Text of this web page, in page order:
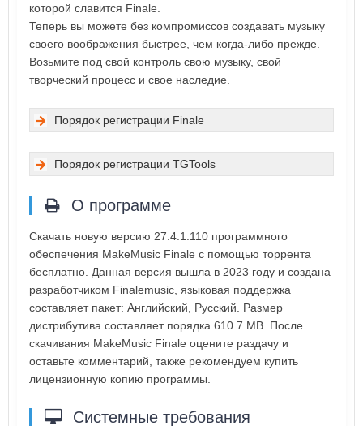
которой славится Finale.
Теперь вы можете без компромиссов создавать музыку
своего воображения быстрее, чем когда-либо прежде.
Возьмите под свой контроль свою музыку, свой
творческий процесс и свое наследие.
Порядок регистрации Finale
Порядок регистрации TGTools
О программе
Скачать новую версию 27.4.1.110 программного
обеспечения MakeMusic Finale с помощью торрента
бесплатно. Данная версия вышла в 2023 году и создана
разработчиком Finalemusic, языковая поддержка
составляет пакет: Английский, Русский. Размер
дистрибутива составляет порядка 610.7 MB. После
скачивания MakeMusic Finale оцените раздачу и
оставьте комментарий, также рекомендуем купить
лицензионную копию программы.
Системные требования